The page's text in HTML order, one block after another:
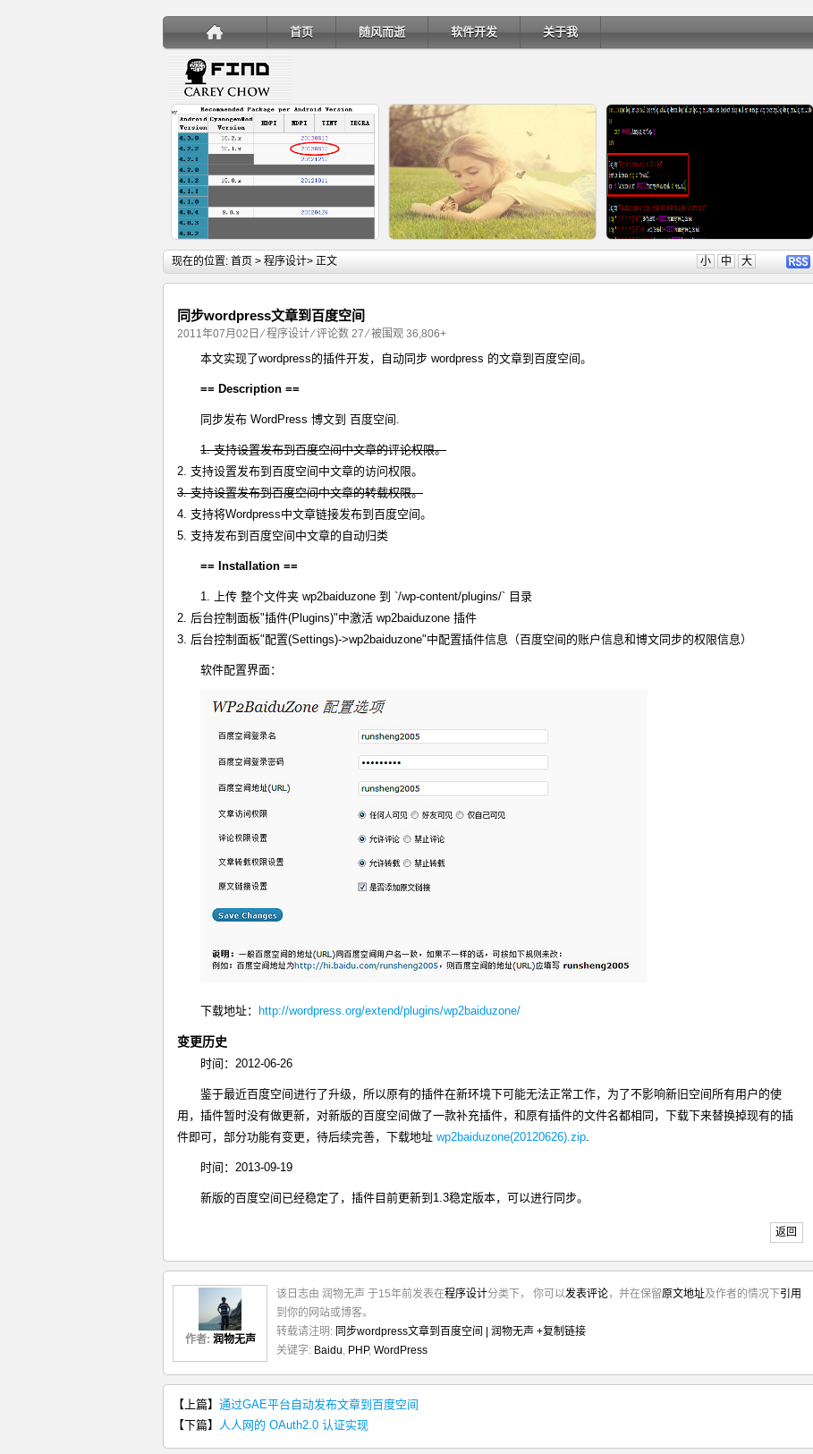
首页 随风而逝 软件开发 关于我
详细内容
手机安装账户同步服务
详细内容
Ubuntu 制作一键安装盘（四）
详细内容
现在的位置: 首页 > 程序设计> 正文 小 中 大
同步wordpress文章到百度空间
2011年07月02日 ⁄程序设计 ⁄评论数 27⁄ 被围观 36,806+
本文实现了wordpress的插件开发，自动同步 wordpress 的文章到百度空间。
== Description ==
同步发布 WordPress 博文到 百度空间.
1. 支持设置发布到百度空间中文章的评论权限。
2. 支持设置发布到百度空间中文章的访问权限。
3. 支持设置发布到百度空间中文章的转载权限。
4. 支持将Wordpress中文章链接发布到百度空间。
5. 支持发布到百度空间中文章的自动归类
== Installation ==
1. 上传 整个文件夹 wp2baiduzone 到 `/wp-content/plugins/` 目录
2. 后台控制面板"插件(Plugins)"中激活 wp2baiduzone 插件
3. 后台控制面板"配置(Settings)->wp2baiduzone"中配置插件信息（百度空间的账户信息和博文同步的权限信息）
软件配置界面：
下载地址： http://wordpress.org/extend/plugins/wp2baiduzone/
变更历史
时间：2012-06-26
鉴于最近百度空间进行了升级，所以原有的插件在新环境下可能无法正常工作，为了不影响新旧空间所有用户的使
用，插件暂时没有做更新，对新版的百度空间做了一款补充插件，和原有插件的文件名都相同，下载下来替换掉现有的插
件即可，部分功能有变更，待后续完善，下载地址 wp2baiduzone(20120626).zip.
时间：2013-09-19
新版的百度空间已经稳定了，插件目前更新到1.3稳定版本，可以进行同步。
返回
作者: 润物无声
该日志由 润物无声 于15年前发表在程序设计分类下， 你可以发表评论，并在保留原文地址及作者的情况下引用
到你的网站或博客。
转载请注明: 同步wordpress文章到百度空间 | 润物无声 +复制链接
关键字: Baidu, PHP, WordPress
【上篇】 通过GAE平台自动发布文章到百度空间
【下篇】 人人网的 OAuth2.0 认证实现